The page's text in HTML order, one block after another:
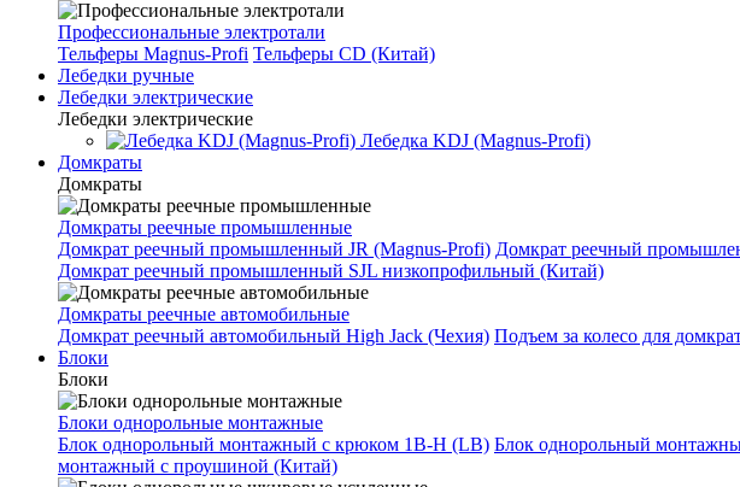
Профессиональные электротали
Тельферы Magnus-Profi Тельферы CD (Китай)
Лебедки ручные
Лебедки электрические
Лебедки электрические
Лебедка KDJ (Magnus-Profi)
Домкраты
Домкраты
Домкраты реечные промышленные
Домкрат реечный промышленный JR (Magnus-Profi) Домкрат реечный
Домкрат реечный промышленный SJL низкопрофильный (Китай)
Домкраты реечные автомобильные
Домкрат реечный автомобильный High Jack (Чехия) Подъем за колесо для
Блоки
Блоки
Блоки однорольные монтажные
Блок однорольный монтажный с крюком 1B-H (LB) Блок однорольный
монтажный с проушиной (Китай)